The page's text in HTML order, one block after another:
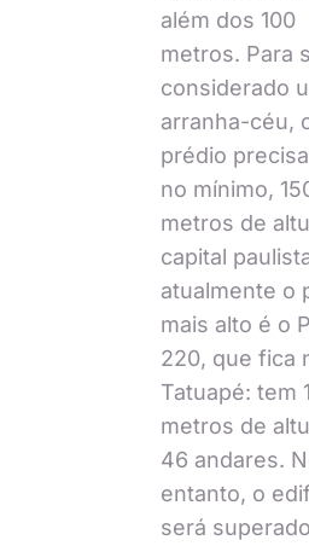
além dos 100
metros. Para
considerado
arranha-céu,
prédio
no mínimo,
metros de
capital
atualmente o
mais alto é o
220, que fica
Tatuapé: tem
metros de
46 andares.
entanto, o
será